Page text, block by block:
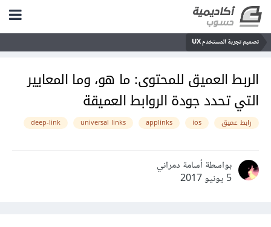
تصميم تجربة المستخدم UX
الربط العميق للمحتوى: ما هو، وما المعايير
التي تحدد جودة الروابط العميقة
رابط عميق ios
applinks
universal links
deep-link
بواسطة أسامة دمراني
5 يونيو 2017